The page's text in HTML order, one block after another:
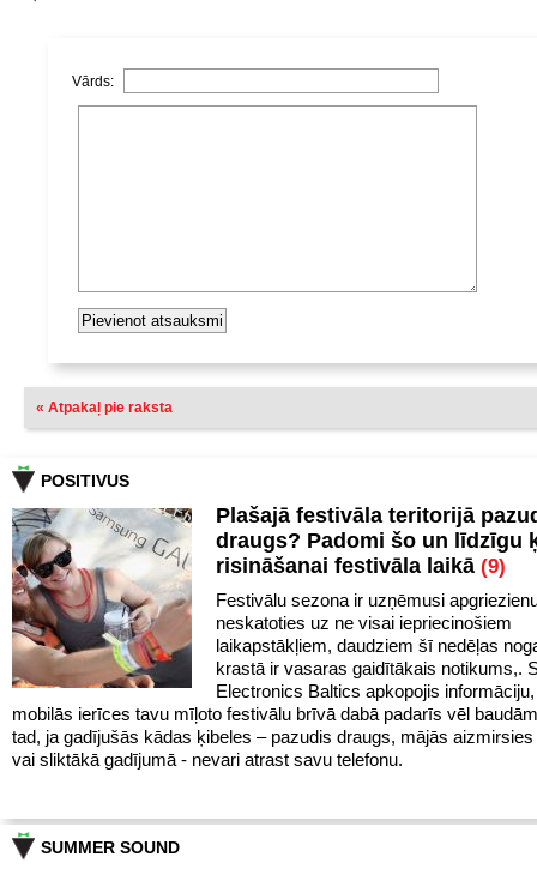
Vārds:
« Atpakaļ pie raksta
POSITIVUS
Plašajā festivāla teritorijā
draugs? Padomi šo un līdzīgu
risināšanai festivāla laikā (9)
Festivālu sezona ir uzņēmusi
neskatoties uz ne visai iepriecinošiem
laikapstākļiem, daudziem šī nedēļas
krastā ir vasaras gaidītākais notikums,.
Electronics Baltics apkopojis
mobilās ierīces tavu mīļoto festivālu brīvā dabā padarīs vēl
tad, ja gadījušās kādas ķibeles – pazudis draugs, mājās aizmirsies
vai sliktākā gadījumā - nevari atrast savu telefonu.
SUMMER SOUND